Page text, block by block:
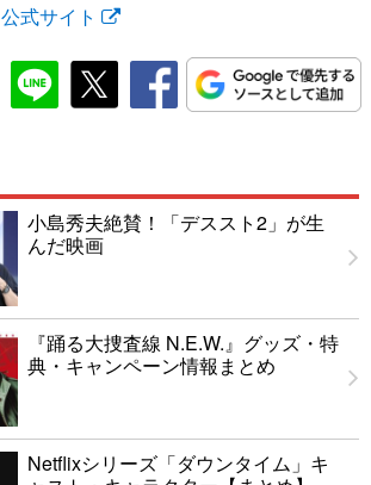
公式サイト
小島秀夫絶賛！「デススト2」が生
んだ映画
『踊る大捜査線 N.E.W.』グッズ・特
典・キャンペーン情報まとめ
Netflixシリーズ「ダウンタイム」キ